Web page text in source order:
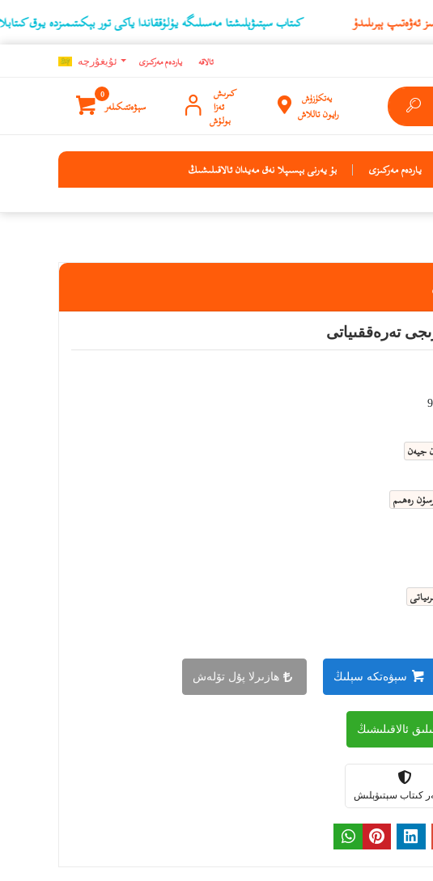
كىتاب سېتىۋېلىشتا مەسىلىگە يۇلۇققاندا ياكى تور بېكىتىمىزدە يوق كىتابلارنىڭ
ئۇيغۇرچه ياردەم مەركىزى ئالاقە
يەتكۈزۈش
رايون تاللاش
كىرىش
ئەزا
بولۇش
0
سېۋەتتىكىلەر
ياردەم مەركىزى بۇ يەرنى بېسىپلا نەق مەيدان ئالاقىلىشىڭ
تەرەققىياتى
جيەن
رەھىم
سېۋەتكە سېلىڭ ھازىرلا پۇل تۆلەش
كىتاب سېتىۋېلىش